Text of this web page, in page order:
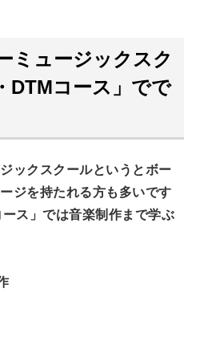
ミュージックスク
DTMコース」でで
ックスクールというとボー
ジを持たれる方も多いです
ス」では音楽制作まで学ぶ